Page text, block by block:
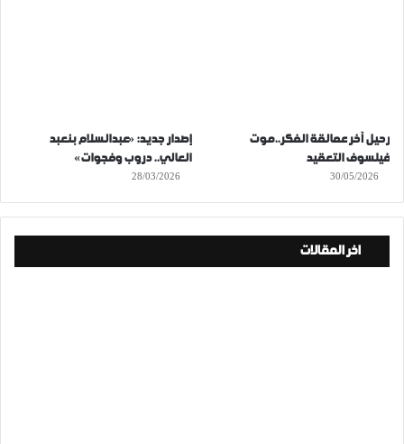
رحيل آخر عمالقة الفكر..موت
فيلسوف التعقيد
30/05/2026
إصدار جديد: «عبدالسلام بنعبد
العالي.. دروب وفجوات»
28/03/2026
اخر المقالات